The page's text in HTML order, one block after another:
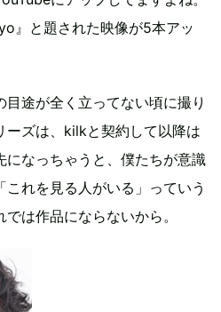
』と題された映像が5本アッ
目途が全く立ってない頃に撮り
ーズは、kilkと契約して以降は
になっちゃうと、僕たちが意識
これを見る人がいる」っていう
は作品にならないから。